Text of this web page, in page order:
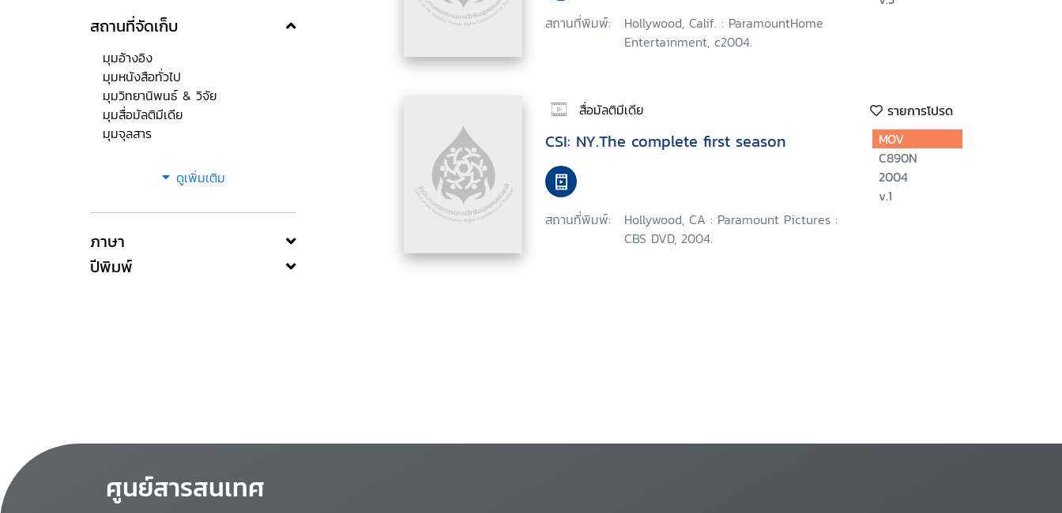
สถานที่จัดเก็บ
มุมอ้างอิง
มุมหนังสือทั่วไป
มุมวิทยานิพนธ์ & วิจัย
มุมสื่อมัลติมีเดีย
มุมจุลสาร
ดูเพิ่มเติม
ภาษา
ปีพิมพ์
สถานที่พิมพ์:
Hollywood, Calif. : ParamountHome
Entertainment, c2004.
สื่อมัลติมีเดีย รายการโปรด
CSI: NY.The complete first season
สถานที่พิมพ์:
Hollywood, CA : Paramount Pictures :
CBS DVD, 2004.
MOV
C890N
2004
v.1
ศูนย์สารสนเทศ